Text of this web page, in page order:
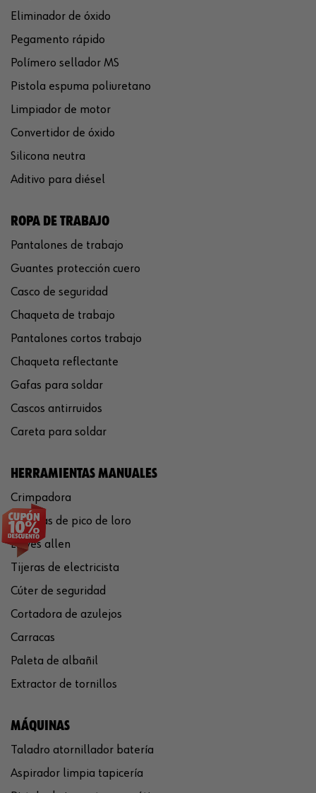
Eliminador de óxido
Pegamento rápido
Polímero sellador MS
Pistola espuma poliuretano
Limpiador de motor
Convertidor de óxido
Silicona neutra
Aditivo para diésel
ROPA DE TRABAJO
Pantalones de trabajo
Guantes protección cuero
Casco de seguridad
Chaqueta de trabajo
Pantalones cortos trabajo
Chaqueta reflectante
Gafas para soldar
Cascos antirruidos
Careta para soldar
HERRAMIENTAS MANUALES
Crimpadora
Tenazas de pico de loro
Llaves allen
Tijeras de electricista
Cúter de seguridad
Cortadora de azulejos
Carracas
Paleta de albañil
Extractor de tornillos
MÁQUINAS
Taladro atornillador batería
Aspirador limpia tapicería